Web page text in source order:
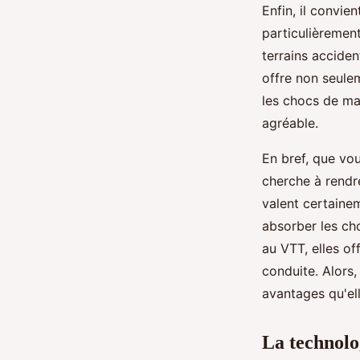
Enfin, il
terrains
offre non
les chocs de
agréable.
En bref, que
cherche à
valent
absorber les
au VTT, elles
conduite.
avantages
La